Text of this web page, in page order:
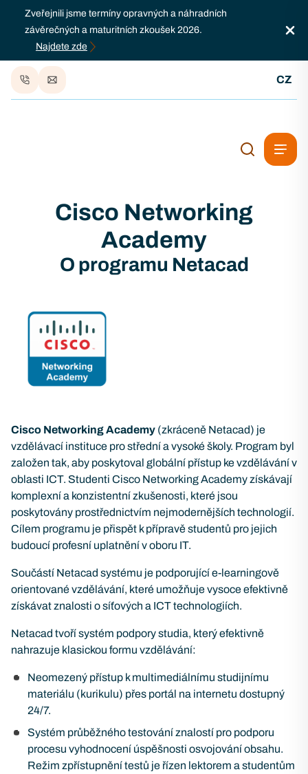
Zveřejnili jsme termíny opravných a náhradních
závěrečných a maturitních zkoušek 2026.
Najdete zde
CZ
Cisco Networking
Academy
O programu Netacad
Cisco Networking Academy (zkráceně Netacad) je
vzdělávací instituce pro střední a vysoké školy. Program byl
založen tak, aby poskytoval globální přístup ke vzdělávání v
oblasti ICT. Studenti Cisco Networking Academy získávají
komplexní a konzistentní zkušenosti, které jsou
poskytovány prostřednictvím nejmodernějších technologií.
Cílem programu je přispět k přípravě studentů pro jejich
budoucí profesní uplatnění v oboru IT.
Součástí Netacad systému je podporující e-learningově
orientované vzdělávání, které umožňuje vysoce efektivně
získávat znalosti o síťových a ICT technologiích.
Netacad tvoří systém podpory studia, který efektivně
nahrazuje klasickou formu vzdělávání:
Neomezený přístup k multimediálnímu studijnímu
materiálu (kurikulu) přes portál na internetu dostupný
24/7.
Systém průběžného testování znalostí pro podporu
procesu vyhodnocení úspěšnosti osvojování obsahu.
Režim zpřístupnění testů je řízen lektorem a studentům